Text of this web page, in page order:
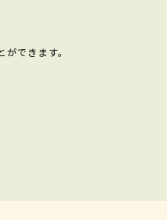
できます。